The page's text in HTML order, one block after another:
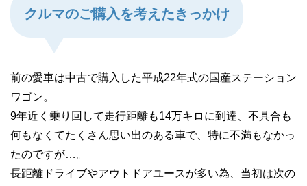
クルマのご購入を考えたきっかけ
前の愛車は中古で購入した平成22年式の国産ステーション
ワゴン。
9年近く乗り回して走行距離も14万キロに到達、不具合も
何もなくてたくさん思い出のある車で、特に不満もなかっ
たのですが…。
長距離ドライブやアウトドアユースが多い為、当初は次の